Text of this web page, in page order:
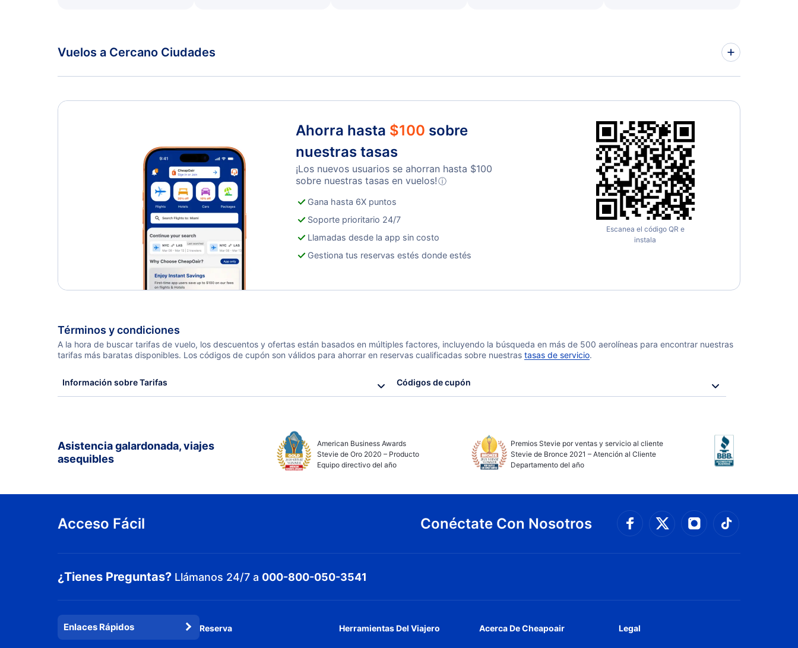
Vuelos a Cercano Ciudades
Ahorra hasta $100 sobre
nuestras tasas
¡Los nuevos usuarios se ahorran hasta $100
sobre nuestras tasas en vuelos!ⓘ
Gana hasta 6X puntos
Soporte prioritario 24/7
Llamadas desde la app sin costo
Gestiona tus reservas estés donde estés
Escanea el código QR e
instala
Términos y condiciones
A la hora de buscar tarifas de vuelo, los descuentos y ofertas están basados en múltiples factores, incluyendo la búsqueda en más de 500 aerolíneas para encontrar nuestras
tarifas más baratas disponibles. Los códigos de cupón son válidos para ahorrar en reservas cualificadas sobre nuestras tasas de servicio.
Información sobre Tarifas Códigos de cupón
Asistencia galardonada, viajes
asequibles
American Business Awards
Stevie de Oro 2020 – Producto
Equipo directivo del año
Premios Stevie por ventas y servicio al cliente
Stevie de Bronce 2021 – Atención al Cliente
Departamento del año
Acceso Fácil Conéctate Con Nosotros
Conéctate con
Conéctate con
Connect with
¿Tienes Preguntas? Llámanos 24/7 a 000-800-050-3541
Enlaces Rápidos Reserva Herramientas Del Viajero Acerca De Cheapoair Legal